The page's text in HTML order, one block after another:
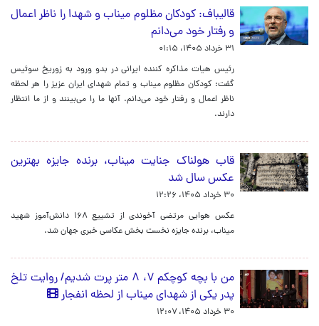
قالیباف: کودکان مظلوم میناب و شهدا را ناظر اعمال
و رفتار خود می‌دانم
۳۱ خرداد ۱۴۰۵، ۰۱:۱۵
رئیس هیات مذاکره کننده ایرانی در بدو ورود به زوریخ سوئیس
گفت: کودکان مظلوم میناب و تمام شهدای ایران عزیز را هر لحظه
ناظر اعمال و رفتار خود می‌دانم. آنها ما را می‌بینند و از ما انتظار
دارند.
قاب هولناک جنایت میناب، برنده جایزه بهترین
عکس سال شد
۳۰ خرداد ۱۴۰۵، ۱۲:۲۶
عکس هوایی مرتضی آخوندی از تشییع ۱۶۸ دانش‌آموز شهید
میناب، برنده جایزه نخست بخش عکاسی خبری جهان شد.
من با بچه کوچکم ۷، ۸ متر پرت شدیم/ روایت تلخ
پدر یکی از شهدای میناب از لحظه انفجار
۳۰ خرداد ۱۴۰۵، ۱۲:۰۷